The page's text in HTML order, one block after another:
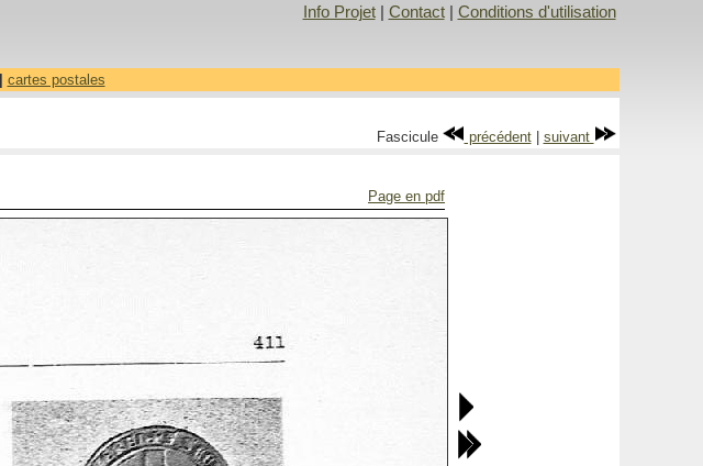
Info Projet| Contact| Conditions d'utilisation
cartes postales
Fascicule précédent| suivant
Page en pdf